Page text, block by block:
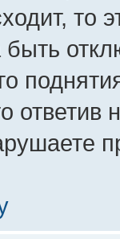
то
быть
ответив